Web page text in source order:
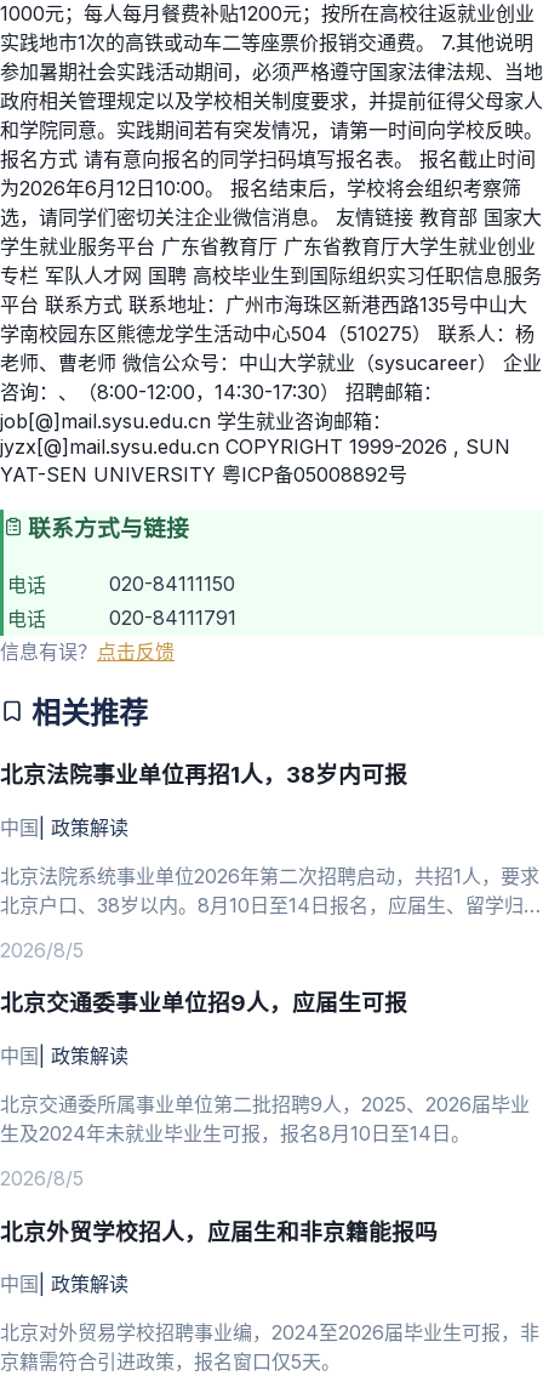
1000元；每人每月餐费补贴1200元；按所在高校往返就业创业
实践地市1次的高铁或动车二等座票价报销交通费。 7.其他说明
参加暑期社会实践活动期间，必须严格遵守国家法律法规、当地
政府相关管理规定以及学校相关制度要求，并提前征得父母家人
和学院同意。实践期间若有突发情况，请第一时间向学校反映。
报名方式 请有意向报名的同学扫码填写报名表。 报名截止时间
为2026年6月12日10:00。 报名结束后，学校将会组织考察筛
选，请同学们密切关注企业微信消息。 友情链接 教育部 国家大
学生就业服务平台 广东省教育厅 广东省教育厅大学生就业创业
专栏 军队人才网 国聘 高校毕业生到国际组织实习任职信息服务
平台 联系方式 联系地址：广州市海珠区新港西路135号中山大
学南校园东区熊德龙学生活动中心504（510275） 联系人：杨
老师、曹老师 微信公众号：中山大学就业（sysucareer） 企业
咨询：、（8:00-12:00，14:30-17:30） 招聘邮箱：
job[@]mail.sysu.edu.cn 学生就业咨询邮箱：
jyzx[@]mail.sysu.edu.cn COPYRIGHT 1999-2026 , SUN
YAT-SEN UNIVERSITY 粤ICP备05008892号
联系方式与链接
电话
020-84111150
电话
020-84111791
信息有误？ 点击反馈
相关推荐
北京法院事业单位再招1人，38岁内可报
中国 政策解读
北京法院系统事业单位2026年第二次招聘启动，共招1人，要求
北京户口、38岁以内。8月10日至14日报名，应届生、留学归国
2026/8/5
北京交通委事业单位招9人，应届生可报
中国 政策解读
北京交通委所属事业单位第二批招聘9人，2025、2026届毕业
生及2024年未就业毕业生可报，报名8月10日至14日。
2026/8/5
北京外贸学校招人，应届生和非京籍能报吗
中国 政策解读
北京对外贸易学校招聘事业编，2024至2026届毕业生可报，非
京籍需符合引进政策，报名窗口仅5天。